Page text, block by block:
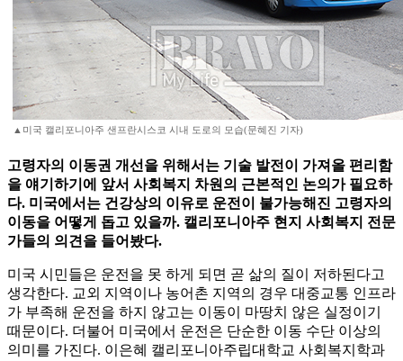
▲미국 캘리포니아주 샌프란시스코 시내 도로의 모습(문혜진 기자)
고령자의 이동권 개선을 위해서는 기술 발전이 가져올 편리함
을 얘기하기에 앞서 사회복지 차원의 근본적인 논의가 필요하
다. 미국에서는 건강상의 이유로 운전이 불가능해진 고령자의
이동을 어떻게 돕고 있을까. 캘리포니아주 현지 사회복지 전문
가들의 의견을 들어봤다.
미국 시민들은 운전을 못 하게 되면 곧 삶의 질이 저하된다고
생각한다. 교외 지역이나 농어촌 지역의 경우 대중교통 인프라
가 부족해 운전을 하지 않고는 이동이 마땅치 않은 실정이기
때문이다. 더불어 미국에서 운전은 단순한 이동 수단 이상의
의미를 가진다. 이은혜 캘리포니아주립대학교 사회복지학과